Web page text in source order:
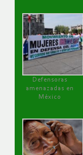
Defensoras
amenazadas en
México